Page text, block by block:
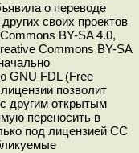
о переводе
своих проектов
BY-SA 4.0,
Commons BY-SA
GNU FDL (Free
позволит
другим открытым
переносить в
под лицензией СС